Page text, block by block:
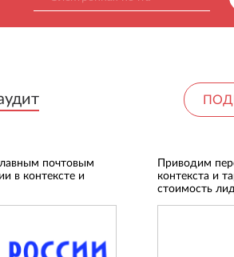
почтовым
в контексте и
Приводим
контекста и
стоимость